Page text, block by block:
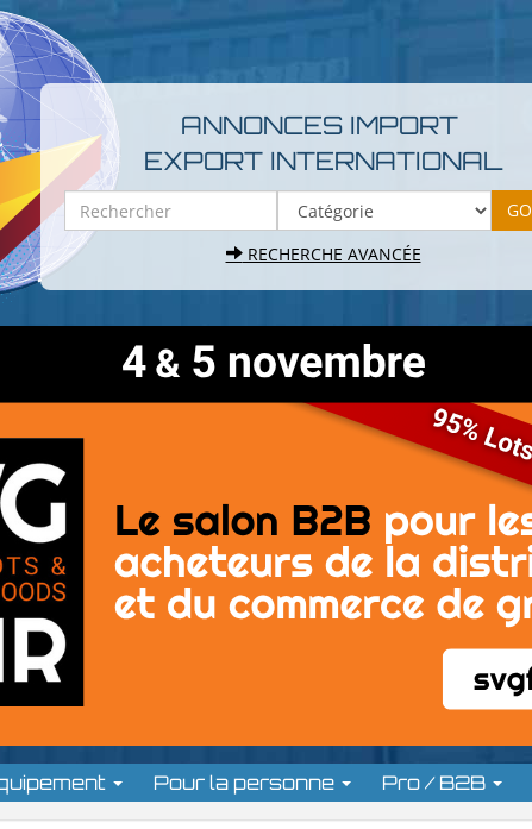
ANNONCES IMPORT
EXPORT INTERNATIONAL
RECHERCHE AVANCÉE
Pour la personne Pro / B2B